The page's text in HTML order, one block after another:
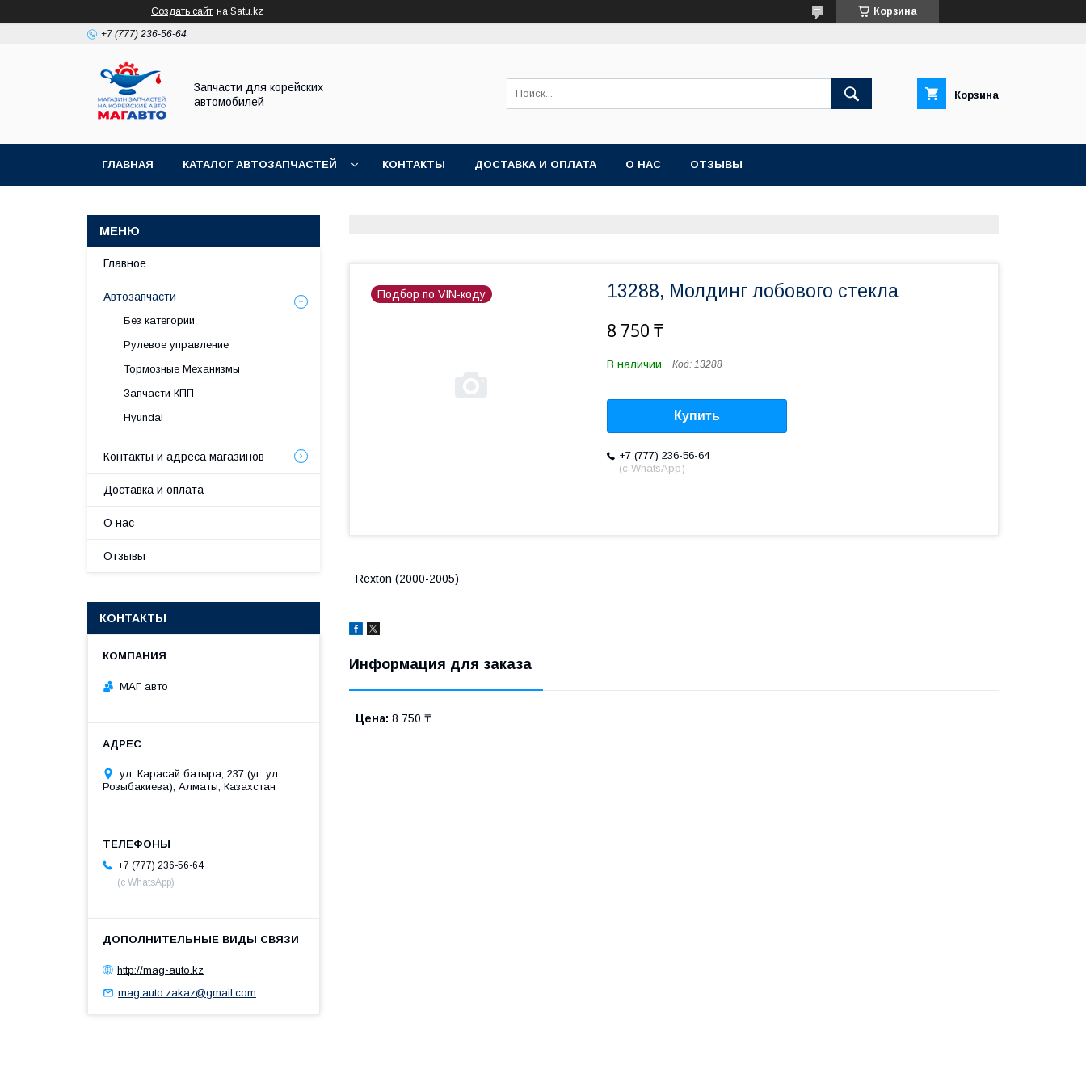
Создать сайт на Satu.kz Корзина
+7 (777) 236-56-64
Запчасти для корейских
автомобилей
Корзина
ГЛАВНАЯ КАТАЛОГ АВТОЗАПЧАСТЕЙ КОНТАКТЫ ДОСТАВКА И ОПЛАТА О НАС ОТЗЫВЫ
Подбор по VIN-коду 13288, Молдинг лобового стекла
8 750 ₸
В наличии Код: 13288
Купить
+7 (777) 236-56-64
(с WhatsApp)
Rexton (2000-2005)
Информация для заказа
Цена: 8 750 ₸
Главное
Автозапчасти
Без категории
Рулевое управление
Тормозные Механизмы
Запчасти КПП
Hyundai
Контакты и адреса магазинов
Доставка и оплата
О нас
Отзывы
КОНТАКТЫ
МАГ авто
ул. Карасай батыра, 237 (уг. ул.
Розыбакиева), Алматы, Казахстан
+7 (777) 236-56-64
(с WhatsApp)
http://mag-auto.kz
mag.auto.zakaz@gmail.com